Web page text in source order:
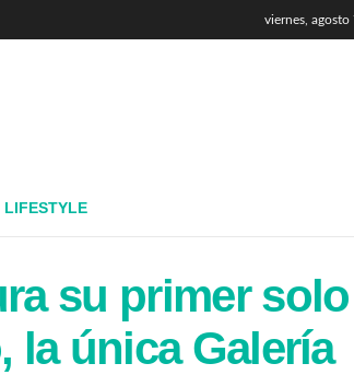
viernes,
LIFESTYLE
su primer solo
la única Galería